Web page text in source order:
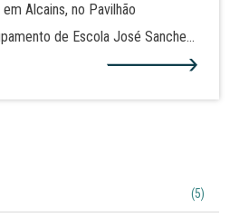
Alcains, no Pavilhão
de Escola José Sanches
representação da Associação
sagrou-se vice-campeã da prova,
prata, e Giovana Aznar alcançou(5)